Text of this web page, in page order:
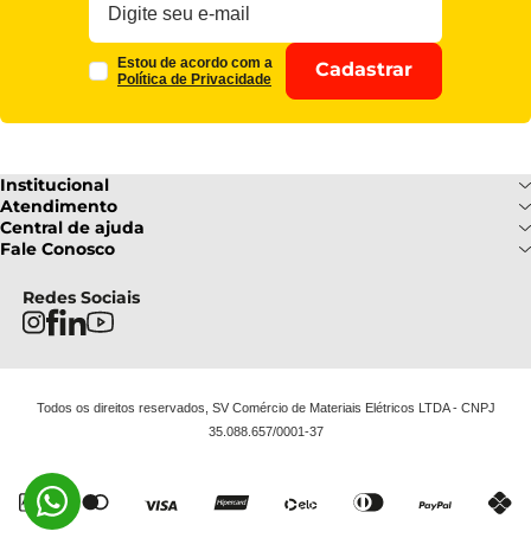
Estou de acordo com a
Política de Privacidade
Cadastrar
Institucional
Sobre Nós
Nossas Lojas
Privacidade e Segurança
Termos e Condições
Atendimento
Formas de pagamento
Regulamentos
Central de ajuda
Fale Conosco
Frete e Entrega
Troca e Devoluções
Fale Conosco
(085) 3214-7900
Segunda a Sexta: 08h as 18h | Sábado
: 08h ás 12h
Redes Sociais
Todos os direitos reservados, SV Comércio de Materiais Elétricos LTDA - CNPJ
35.088.657/0001-37